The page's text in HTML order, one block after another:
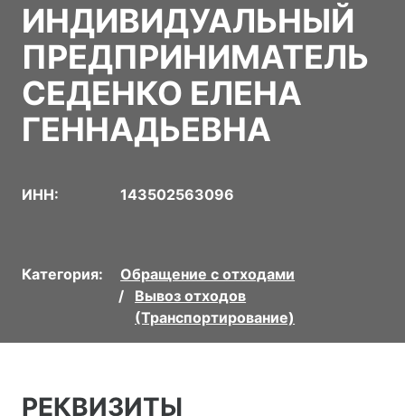
ИНДИВИДУАЛЬНЫЙ
ПРЕДПРИНИМАТЕЛЬ
СЕДЕНКО ЕЛЕНА
ГЕННАДЬЕВНА
ИНН: 143502563096
Категория:
Обращение с отходами
Вывоз отходов
(Транспортирование)
РЕКВИЗИТЫ